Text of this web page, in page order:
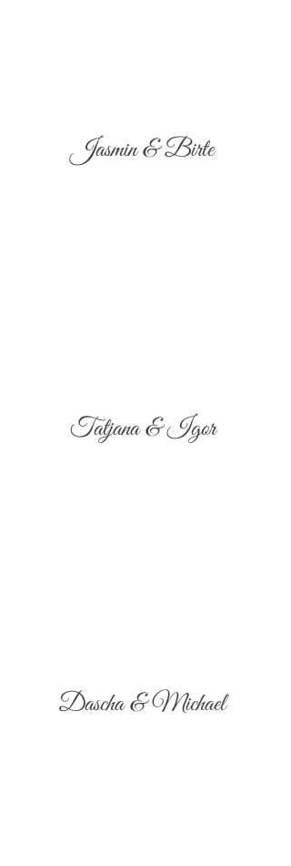
Jasmin & Birte
Tatjana & Igor
Dascha & Michael